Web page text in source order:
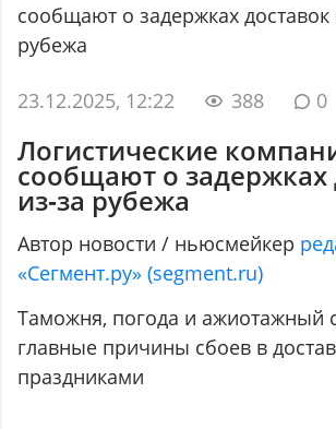
сообщают о задержках доставок
рубежа
23.12.2025, 12:22 388 0
Логистические
сообщают о задержках
из‑за рубежа
Автор новости / ньюсмейкер
«Сегмент.ру» (segment.ru)
Таможня, погода и ажиотажный
главные причины сбоев в
праздниками